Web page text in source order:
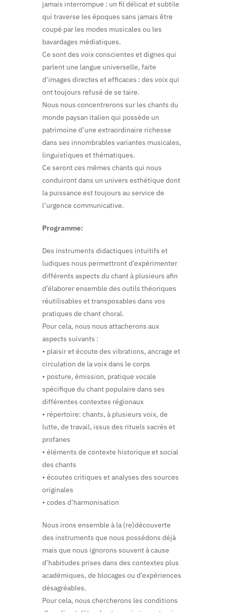
jamais interrompue : un fil délicat et subtile
qui traverse les époques sans jamais être
coupé par les modes musicales ou les
bavardages médiatiques.
Ce sont des voix conscientes et dignes qui
parlent une langue universelle, faite
d’images directes et efficaces : des voix qui
ont toujours refusé de se taire.
Nous nous concentrerons sur les chants du
monde paysan italien qui possède un
patrimoine d’une extraordinaire richesse
dans ses innombrables variantes musicales,
linguistiques et thématiques.
Ce seront ces mêmes chants qui nous
conduiront dans un univers esthétique dont
la puissance est toujours au service de
l’urgence communicative.
Programme:
Des instruments didactiques intuitifs et
ludiques nous permettront d’expérimenter
différents aspects du chant à plusieurs afin
d’élaborer ensemble des outils théoriques
réutilisables et transposables dans vos
pratiques de chant choral.
Pour cela, nous nous attacherons aux
aspects suivants :
• plaisir et écoute des vibrations, ancrage et
circulation de la voix dans le corps
• posture, émission, pratique vocale
spécifique du chant populaire dans ses
différentes contextes régionaux
• répertoire: chants, à plusieurs voix, de
lutte, de travail, issus des rituels sacrés et
profanes
• éléments de contexte historique et social
des chants
• écoutes critiques et analyses des sources
originales
• codes d’harmonisation
Nous irons ensemble à la (re)découverte
des instruments que nous possédons déjà
mais que nous ignorons souvent à cause
d’habitudes prises dans des contextes plus
académiques, de blocages ou d’expériences
désagréables.
Pour cela, nous chercherons les conditions